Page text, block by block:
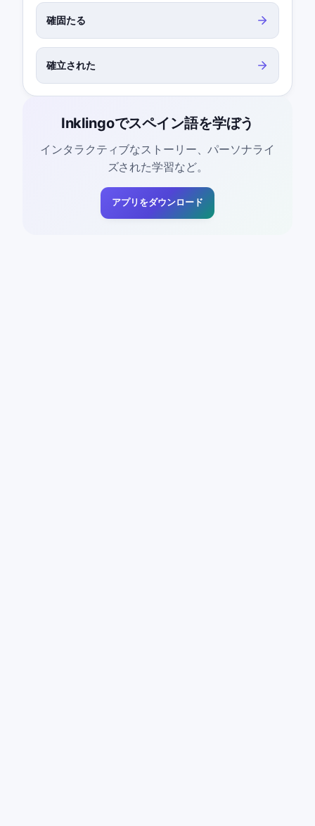
確固たる
確立された
Inklingoでスペイン語を学ぼう
インタラクティブなストーリー、パーソナライ
ズされた学習など。
アプリをダウンロード